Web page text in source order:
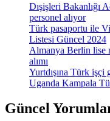
Dışişleri Bakanlığı
personel alıyor
Türk pasaportu ile
Listesi Güncel 2024
Almanya Berlin lise
alımı
Yurtdışına Türk
Uganda Kampala
Güncel